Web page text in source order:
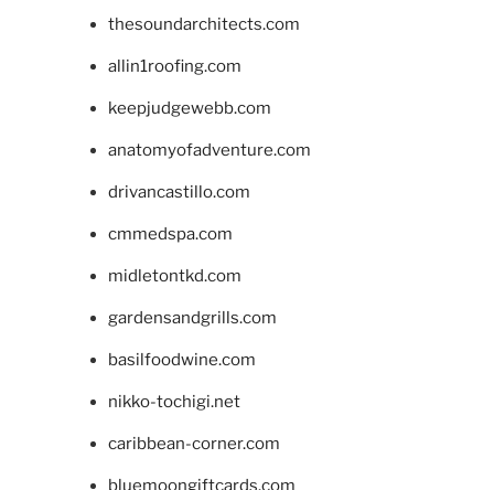
thesoundarchitects.com
allin1roofing.com
keepjudgewebb.com
anatomyofadventure.com
drivancastillo.com
cmmedspa.com
midletontkd.com
gardensandgrills.com
basilfoodwine.com
nikko-tochigi.net
caribbean-corner.com
bluemoongiftcards.com